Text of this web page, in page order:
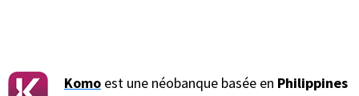
Komo est une néobanque basée en Philippines